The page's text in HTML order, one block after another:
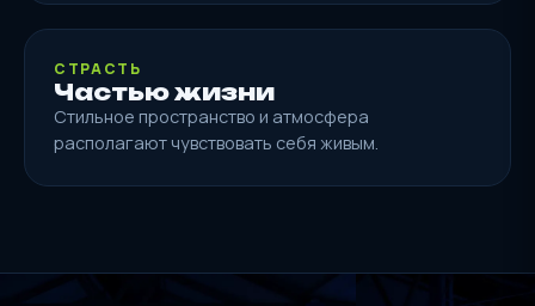
СТРАСТЬ
Частью жизни
Стильное пространство и атмосфера
располагают чувствовать себя живым.